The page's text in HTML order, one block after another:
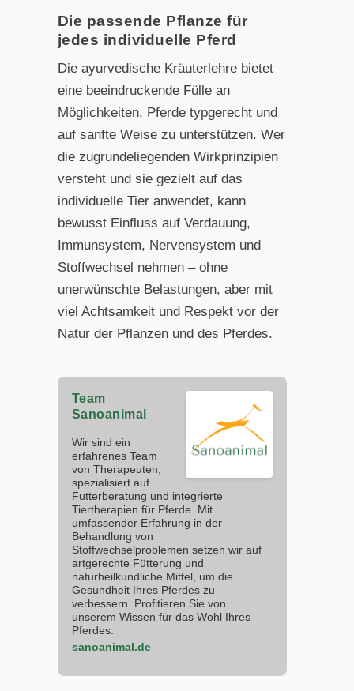
Die passende Pflanze für
jedes individuelle Pferd
Die ayurvedische Kräuterlehre bietet
eine beeindruckende Fülle an
Möglichkeiten, Pferde typgerecht und
auf sanfte Weise zu unterstützen. Wer
die zugrundeliegenden Wirkprinzipien
versteht und sie gezielt auf das
individuelle Tier anwendet, kann
bewusst Einfluss auf Verdauung,
Immunsystem, Nervensystem und
Stoffwechsel nehmen – ohne
unerwünschte Belastungen, aber mit
viel Achtsamkeit und Respekt vor der
Natur der Pflanzen und des Pferdes.
Team
Sanoanimal
Wir sind ein
erfahrenes Team
von Therapeuten,
spezialisiert auf
Futterberatung und integrierte
Tiertherapien für Pferde. Mit
umfassender Erfahrung in der
Behandlung von
Stoffwechselproblemen setzen wir auf
artgerechte Fütterung und
naturheilkundliche Mittel, um die
Gesundheit Ihres Pferdes zu
verbessern. Profitieren Sie von
unserem Wissen für das Wohl Ihres
Pferdes.
sanoanimal.de